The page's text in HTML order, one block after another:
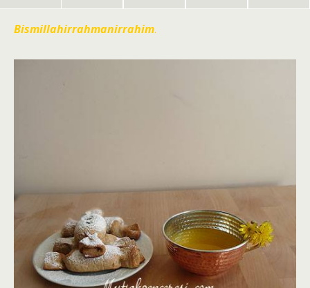
Bismillahirrahmanirrahim.